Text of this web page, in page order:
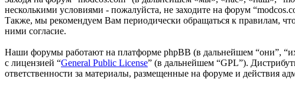
несколькими условиями - пожалуйста, не заходите на форум
Также, мы рекомендуем Вам периодически обращаться к правилам,
ними согласие.
Наши форумы работают на платформе phpBB (в дальнейшем “они”,
с лицензией “General Public License” (в дальнейшем “GPL”).
ответственности за материалы, размещенные на форуме и действия